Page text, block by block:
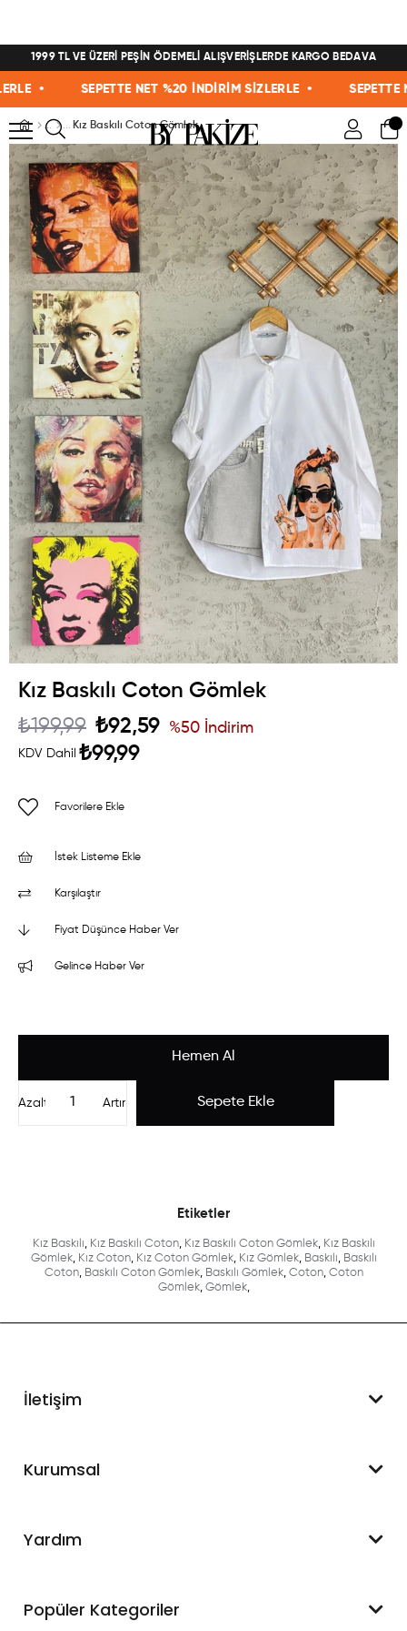
1999 TL VE ÜZERİ PEŞİN ÖDEMELİ ALIŞVERİŞLERDE KARGO BEDAVA
• SEPETTE NET %20 İNDİRİM SİZLERLE • SEPETTE
Kız Baskılı Coton Gömlek
Kız Baskılı Coton Gömlek
₺199,99 ₺92,59
KDV Dahil ₺99,99
%50 İndirim
Favorilere Ekle
İstek Listeme Ekle
Karşılaştır
Fiyat Düşünce Haber Ver
Gelince Haber Ver
Artır
Azalt
Etiketler
Kız Baskılı, Kız Baskılı Coton, Kız Baskılı Coton Gömlek, Kız Baskılı
Gömlek, Kız Coton, Kız Coton Gömlek, Kız Gömlek, Baskılı, Baskılı
Coton, Baskılı Coton Gömlek, Baskılı Gömlek, Coton, Coton
Gömlek, Gömlek,
İletişim
WhatsApp Destek
Kurumsal
Hakkımızda
Blog
Yardım
Hesabım
Popüler Kategoriler